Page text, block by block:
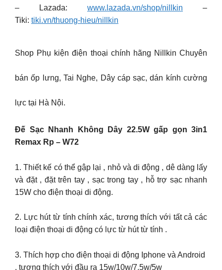
– Lazada: www.lazada.vn/shop/nillkin –
Tiki: tiki.vn/thuong-hieu/nillkin
Shop Phụ kiện điện thoại chính hãng Nillkin Chuyên
bán ốp lưng, Tai Nghe, Dây cáp sạc, dán kính cường
lực tại Hà Nội.
Đế Sạc Nhanh Không Dây 22.5W gấp gọn 3in1
Remax Rp – W72
1. Thiết kế có thể gập lại , nhỏ và di động , dê dàng lấy
và đặt , đặt trên tay , sạc trong tay , hỗ trợ sạc nhanh
15W cho điện thoại di động.
2. Lực hút từ tính chính xác, tương thích với tất cả các
loại điện thoại di động có lực từ hút từ tính .
3. Thích hợp cho điện thoại di động Iphone và Android
, tương thích với đầu ra 15w/10w/7.5w/5w